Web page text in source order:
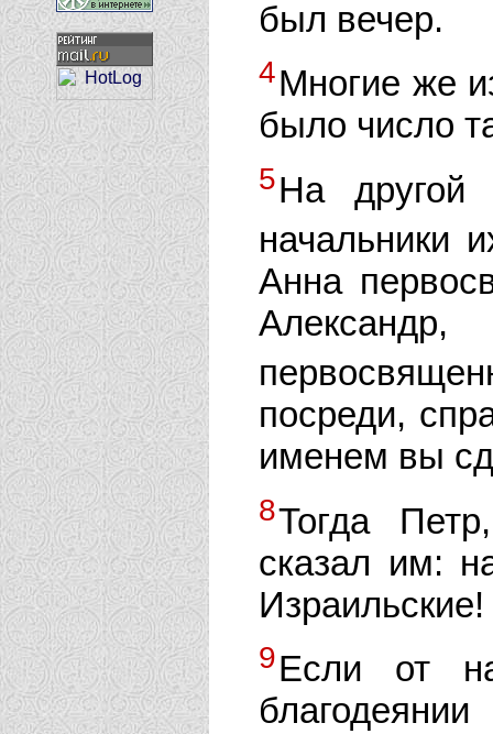
был вечер.
4Многие же
было число
5На другой
начальники
Анна
посреди,
именем вы
8Тогда
сказал им:
Израильские!
9Если от